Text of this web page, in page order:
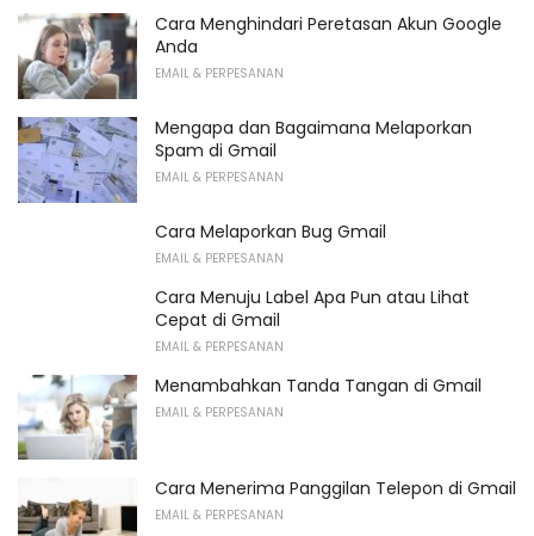
Cara Menghindari Peretasan Akun Google
Anda
EMAIL & PERPESANAN
Mengapa dan Bagaimana Melaporkan
Spam di Gmail
EMAIL & PERPESANAN
Cara Melaporkan Bug Gmail
EMAIL & PERPESANAN
Cara Menuju Label Apa Pun atau Lihat
Cepat di Gmail
EMAIL & PERPESANAN
Menambahkan Tanda Tangan di Gmail
EMAIL & PERPESANAN
Cara Menerima Panggilan Telepon di Gmail
EMAIL & PERPESANAN